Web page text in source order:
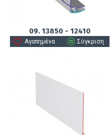
09. 13850 - 12410
Αγαπημένα Σύγκριση